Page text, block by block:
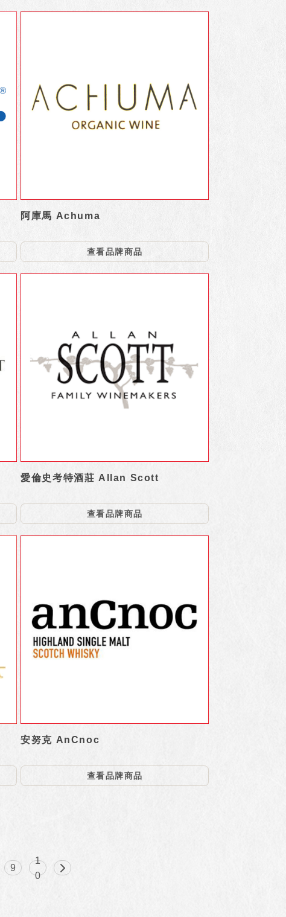
阿庫馬 Achuma
查看品牌商品
愛倫史考特酒莊 Allan Scott
查看品牌商品
安努克 AnCnoc
查看品牌商品
9
1
0